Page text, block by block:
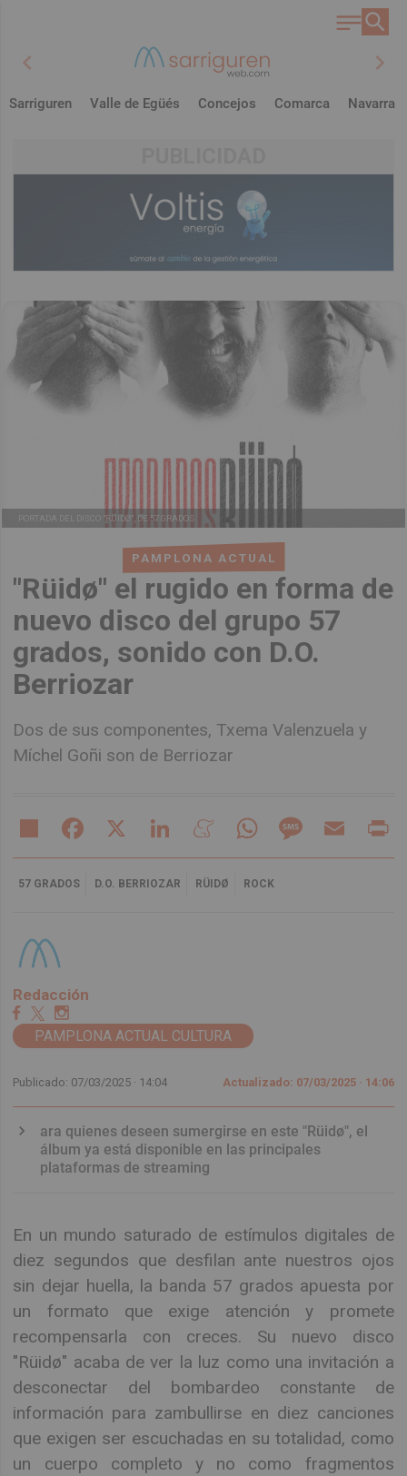
chevron_left chevron_right
Sarriguren Valle de Egüés Concejos Comarca Navarra
PAMPLONA ACTUAL
"Rüidø" el rugido en forma de
nuevo disco del grupo 57
grados, sonido con D.O.
Berriozar
Dos de sus componentes, Txema Valenzuela y
Míchel Goñi son de Berriozar
PORTADA DEL DISCO "RÜIDØ", DE 57 GRADOS
Share Facebook LinkedIn MeneameWhatsAppMessageEmail
57 GRADOS D.O. BERRIOZAR RÜIDØ ROCK
Redacción
PAMPLONA ACTUAL CULTURA
Publicado: 07/03/2025 · 14:04 Actualizado: 07/03/2025 · 14:06
ara quienes deseen sumergirse en este "Rüidø", el
álbum ya está disponible en las principales
plataformas de streaming
En un mundo saturado de estímulos digitales de
diez segundos que desfilan ante nuestros ojos
sin dejar huella, la banda 57 grados apuesta por
un formato que exige atención y promete
recompensarla con creces. Su nuevo disco
"Rüidø" acaba de ver la luz como una invitación a
desconectar del bombardeo constante de
información para zambullirse en diez canciones
que exigen ser escuchadas en su totalidad, como
un cuerpo completo y no como fragmentos